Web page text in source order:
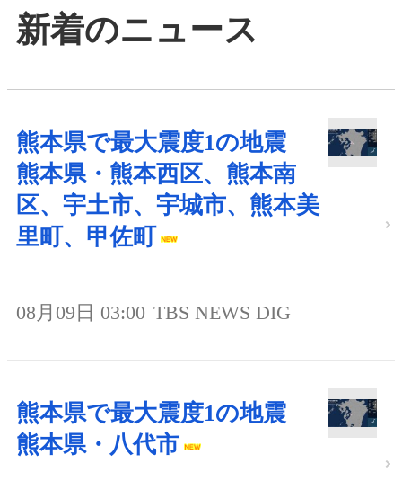
新着のニュース
熊本県で最大震度1の地震
熊本県・熊本西区、熊本南
区、宇土市、宇城市、熊本美
里町、甲佐町
08月09日 03:00 TBS NEWS DIG
熊本県で最大震度1の地震
熊本県・八代市